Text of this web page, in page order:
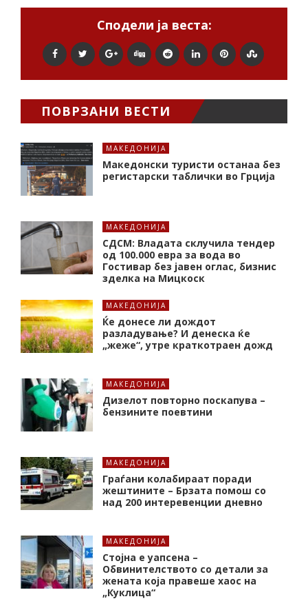
Сподели ја веста:
ПОВРЗАНИ ВЕСТИ
МАКЕДОНИЈА
Македонски туристи останаа без
регистарски таблички во Грција
МАКЕДОНИЈА
СДСМ: Владата склучила тендер
од 100.000 евра за вода во
Гостивар без јавен оглас, бизнис
зделка на Мицкоск
МАКЕДОНИЈА
Ќе донесе ли дождот
разладување? И денеска ќе
„жеже“, утре краткотраен дожд
МАКЕДОНИЈА
Дизелот повторно поскапува –
бензините поевтини
МАКЕДОНИЈА
Граѓани колабираат поради
жештините – Брзата помош со
над 200 интеревенции дневно
МАКЕДОНИЈА
Стојна е уапсена –
Обвинителството со детали за
жената која правеше хаос на
„Куклица“